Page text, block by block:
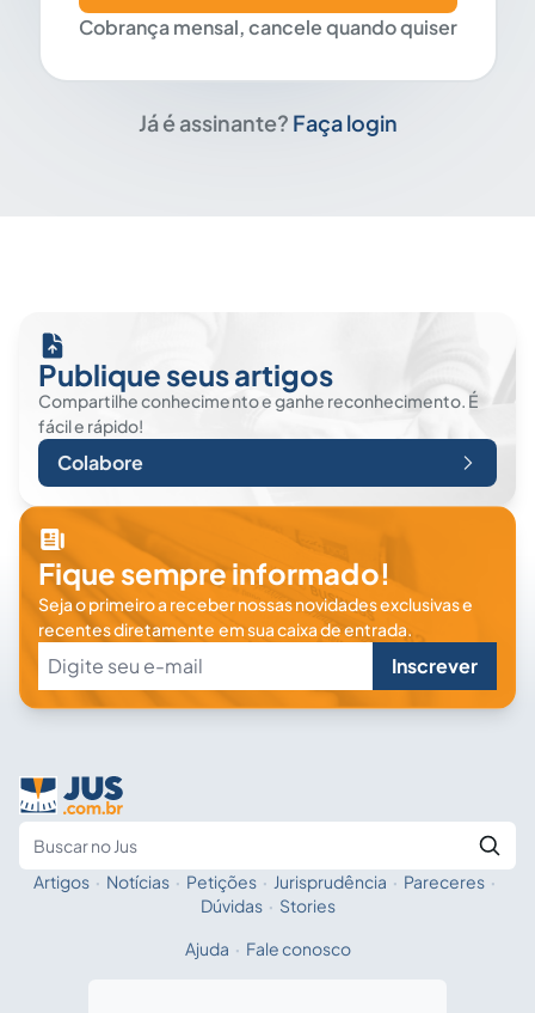
Cobrança mensal, cancele quando quiser
Já é assinante? Faça login
Publique seus artigos
Compartilhe conhecimento e ganhe reconhecimento. É
fácil e rápido!
Colabore
Fique sempre informado!
Seja o primeiro a receber nossas novidades exclusivas e
recentes diretamente em sua caixa de entrada.
Inscrever
Fale com a IA
Artigos · Notícias · Petições · Jurisprudência · Pareceres ·
Dúvidas · Stories
Ajuda · Fale conosco